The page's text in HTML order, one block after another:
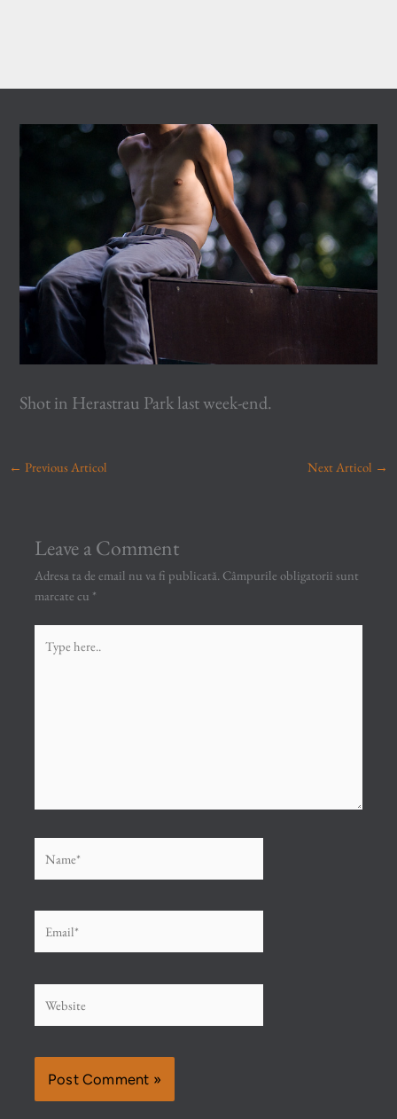
Shot in Herastrau Park last week-end.
← Previous Articol Next Articol →
Leave a Comment
Adresa ta de email nu va fi publicată. Câmpurile obligatorii sunt
marcate cu *
here..